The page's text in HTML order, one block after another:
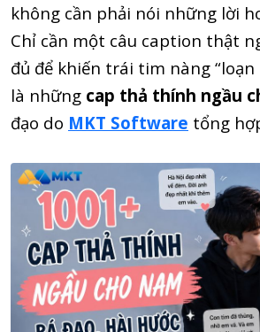
không cần phải nói những lời
Chỉ cần một câu caption thật
đủ để khiến trái tim nàng “loạn
là những cap thả thính ngầu
đạo do MKT Software tổng